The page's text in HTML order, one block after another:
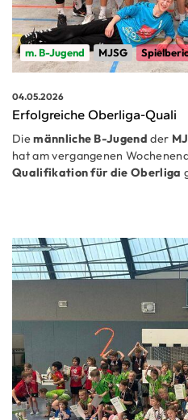
m. B-Jugend MJSG
04.05.2026
Erfolgreiche Oberliga-Quali
Diemännliche B-Jugend der
hat am vergangenen
Qualifikation für die Oberliga